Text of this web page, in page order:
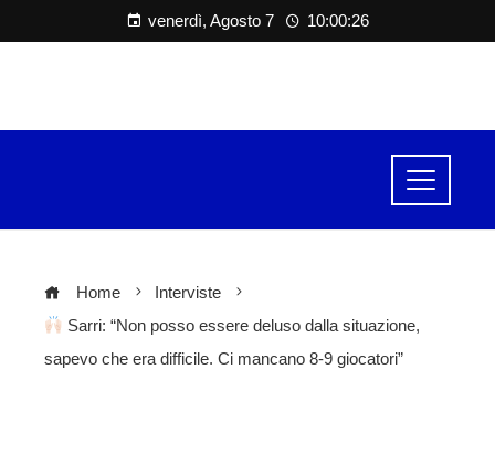
venerdì, Agosto 7 10:00:27
Home
Interviste
Sarri: “Non posso essere deluso dalla situazione,
sapevo che era difficile. Ci mancano 8-9 giocatori”